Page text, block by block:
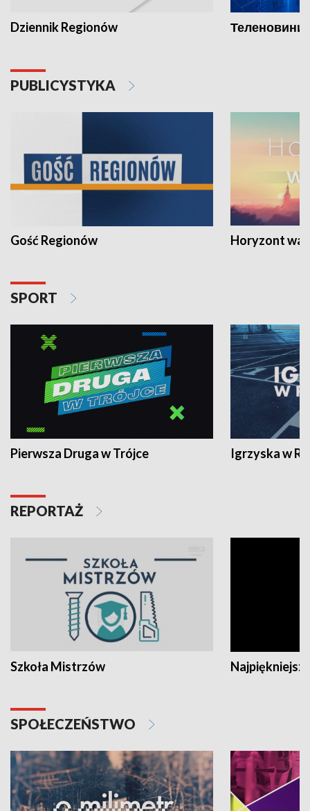
Dziennik Regionów Теленовини
PUBLICYSTYKA
Gość Regionów Horyzont
SPORT
Pierwsza Druga w Trójce Igrzyska w
REPORTAŻ
Szkoła Mistrzów
SPOŁECZEŃSTWO